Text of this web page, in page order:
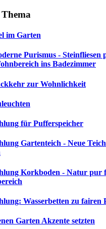
im Garten
Purismus - Steinfliesen
ins Badezimmer
zur Wohnlichkeit
für Pufferspeicher
Gartenteich - Neue
Korkboden - Natur pur
Wasserbetten zu fairen
Garten Akzente setzten